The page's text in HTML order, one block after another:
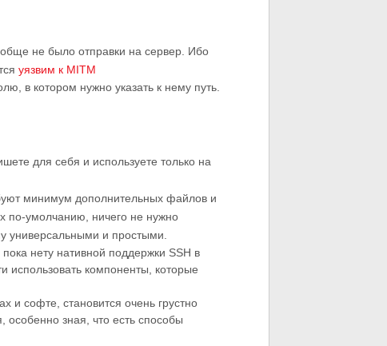
не было отправки на сервер. Ибо
уязвим к MITM
в котором нужно указать к нему путь.
для себя и используете только на
минимум дополнительных файлов и
по-умолчанию, ничего не нужно
универсальными и простыми.
нету нативной поддержки SSH в
использовать компоненты, которые
и софте, становится очень грустно
особенно зная, что есть способы